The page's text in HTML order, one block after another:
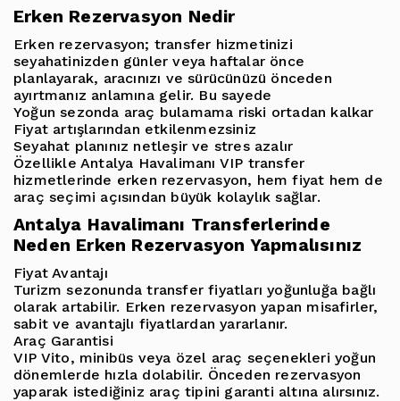
Erken Rezervasyon Nedir
Erken rezervasyon; transfer hizmetinizi
seyahatinizden günler veya haftalar önce
planlayarak, aracınızı ve sürücünüzü önceden
ayırtmanız anlamına gelir. Bu sayede
Yoğun sezonda araç bulamama riski ortadan kalkar
Fiyat artışlarından etkilenmezsiniz
Seyahat planınız netleşir ve stres azalır
Özellikle Antalya Havalimanı VIP transfer
hizmetlerinde erken rezervasyon, hem fiyat hem de
araç seçimi açısından büyük kolaylık sağlar.
Antalya Havalimanı Transferlerinde
Neden Erken Rezervasyon Yapmalısınız
Fiyat Avantajı
Turizm sezonunda transfer fiyatları yoğunluğa bağlı
olarak artabilir. Erken rezervasyon yapan misafirler,
sabit ve avantajlı fiyatlardan yararlanır.
Araç Garantisi
VIP Vito, minibüs veya özel araç seçenekleri yoğun
dönemlerde hızla dolabilir. Önceden rezervasyon
yaparak istediğiniz araç tipini garanti altına alırsınız.